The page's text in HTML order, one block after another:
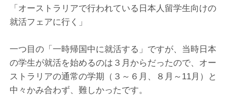
「オーストラリアで行われている日本人留学生向けの
就活フェアに行く」
一つ目の「一時帰国中に就活する」ですが、当時日本
の学生が就活を始めるのは３月からだったので、オー
ストラリアの通常の学期（３～６月、８月～11月）と
中々かみ合わず、難しかったです。